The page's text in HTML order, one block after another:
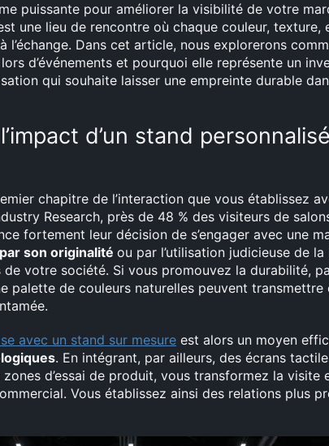
puissante pour améliorer la visibilité de votre
une lieu de rencontre où chaque couleur, texture,
Dans cet article, nous explorerons
d’événements et pourquoi elle représente un
qui souhaite laisser une empreinte durable
d’un stand
chapitre de l’interaction que vous établissez
Research, près de 48 % des visiteurs de
fortement leur décision de s’engager avec une
son originalité ou par l’utilisation judicieuse de
votre société. Si vous promouvez la durabilité,
palette de couleurs naturelles peuvent transmettre
avec un stand sur mesure est alors un moyen
. En intégrant, par ailleurs, des écrans
d’essai de produit, vous transformez la visite
Vous établissez ainsi des relations plus